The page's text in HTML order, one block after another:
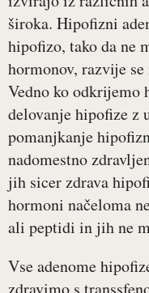
široka. Hipofizni
hipofizo, tako da ne
hormonov, razvije
Vedno ko odkrijemo
delovanje hipofize z
pomanjkanje
nadomestno
jih sicer zdrava
hormoni načeloma
ali peptidi in jih ne
Vse adenome